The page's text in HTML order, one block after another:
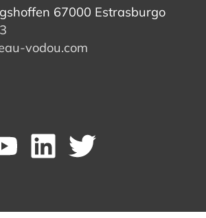
67000 Estrasburgo
vodou.com